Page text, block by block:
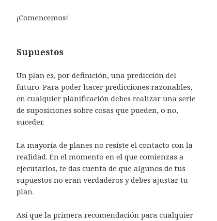
¡Comencemos!
Supuestos
Un plan es, por definición, una predicción del
futuro. Para poder hacer predicciones razonables,
en cualquier planificación debes realizar una serie
de suposiciones sobre cosas que pueden, o no,
suceder.
La mayoría de planes no resiste el contacto con la
realidad. En el momento en el que comienzas a
ejecutarlos, te das cuenta de que algunos de tus
supuestos no eran verdaderos y debes ajustar tu
plan.
Así que la primera recomendación para cualquier